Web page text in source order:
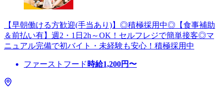
【早朝働ける方歓迎(手当あり)】◎積極採用中◎【食事補助
＆前払い有】週2・1日2h～OK！セルフレジで簡単接客◎マ
ニュアル完備で初バイト・未経験も安心！積極採用中
ファーストフード 時給1,200円〜